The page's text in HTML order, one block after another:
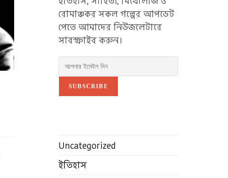
রোমাঞ্চকর সকল গল্পের আপডেট
পেতে আমাদের নিউজলেটারে
সাবস্ক্রাইব করুন।
SUBSCRIBE
Uncategorized
ইতিহাস